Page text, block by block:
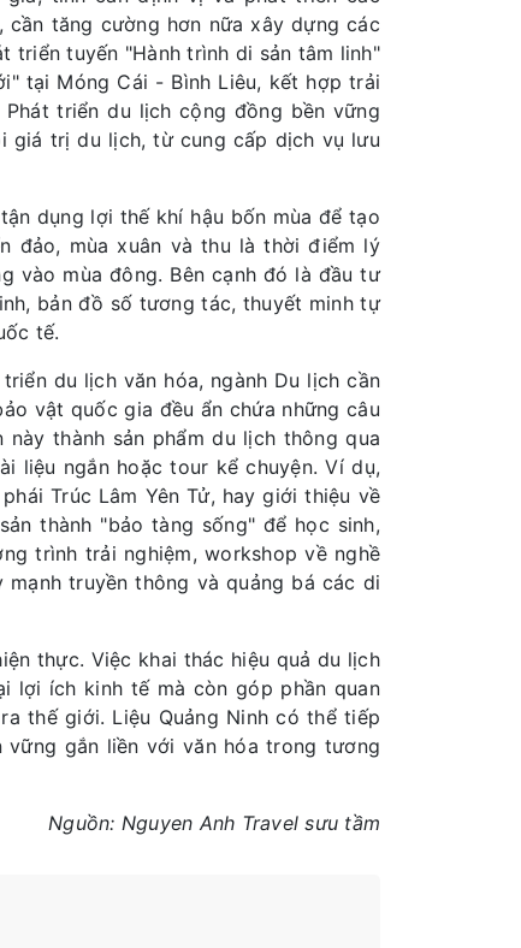
tăng cường hơn nữa xây dựng các
triển tuyến "Hành trình di sản tâm linh"
tại Móng Cái - Bình Liêu, kết hợp trải
triển du lịch cộng đồng bền vững
giá trị du lịch, từ cung cấp dịch vụ lưu
dụng lợi thế khí hậu bốn mùa để tạo
đảo, mùa xuân và thu là thời điểm lý
vào mùa đông. Bên cạnh đó là đầu tư
bản đồ số tương tác, thuyết minh tự
tế.
du lịch văn hóa, ngành Du lịch cần
vật quốc gia đều ẩn chứa những câu
thành sản phẩm du lịch thông qua
liệu ngắn hoặc tour kể chuyện. Ví dụ,
Trúc Lâm Yên Tử, hay giới thiệu về
thành "bảo tàng sống" để học sinh,
trình trải nghiệm, workshop về nghề
truyền thông và quảng bá các di
thực. Việc khai thác hiệu quả du lịch
lợi ích kinh tế mà còn góp phần quan
thế giới. Liệu Quảng Ninh có thể tiếp
gắn liền với văn hóa trong tương
Nguồn: Nguyen Anh Travel sưu tầm